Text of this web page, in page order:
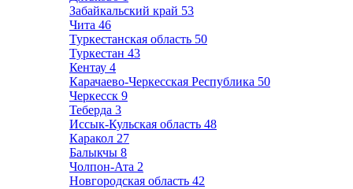
Забайкальский край 53
Чита 46
Туркестанская область 50
Туркестан 43
Кентау 4
Карачаево-Черкесская Республика 50
Черкесск 9
Теберда 3
Иссык-Кульская область 48
Каракол 27
Балыкчы 8
Чолпон-Ата 2
Новгородская область 42